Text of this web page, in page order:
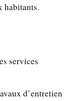
habitants.
services
d’entretien